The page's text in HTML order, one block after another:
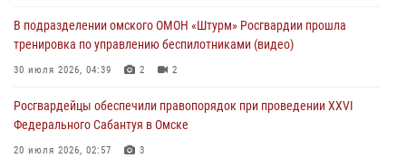
При содействии спецназа Росгвардии пресечены нарушения
миграционного законодательства в Омске (видео)
В подразделении омского ОМОН «Штурм» Росгвардии прошла
тренировка по управлению беспилотниками (видео)
30 июля 2026, 04:39 2 2
Росгвардейцы обеcпечили правопорядок при проведении XXVI
Федерального Сабантуя в Омске
20 июля 2026, 02:57 3